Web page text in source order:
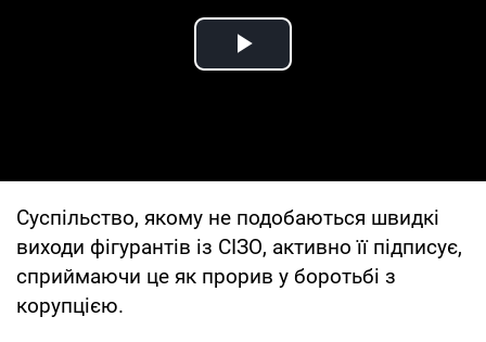
Play Video
Суспільство, якому не подобаються швидкі
виходи фігурантів із СІЗО, активно її підписує,
сприймаючи це як прорив у боротьбі з
корупцією.